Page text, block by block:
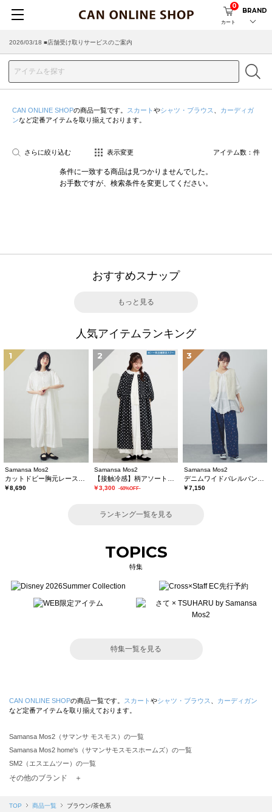
カート
0
BRAND
2026/03/18 ■店舗受け取りサービスのご案内
CAN ONLINE SHOPの商品一覧です。 スカート やシャツ・ブラウス
カーディガ
ンなど定番アイテムを取り揃えております。
さらに絞り込む 表示変更 アイテム数： 件
条件に一致する商品は見つかりませんでした。
お手数ですが、検索条件を変更してください。
おすすめスナップ
もっと見る
人気アイテムランキング
1
Samansa Mos2
￥8,690
2
Samansa Mos2
￥3,300 -60%OFF-
3
Samansa Mos2
￥7,150
ランキング一覧を見る
TOPICS
特集
特集一覧を見る
CAN ONLINE SHOPの商品一覧です。 スカート やシャツ・ブラウス
カーディガン
など定番アイテムを取り揃えております。
Samansa Mos2（サマンサ モスモス）の一覧
Samansa Mos2 home's（サマンサモスモスホームズ）の一覧
SM2（エスエムツー）の一覧
TSUHARU by Samansa Mos2（ツハルバイサマンサモスモス）の一覧
Samansa Mos2 blue（サマンサモスモス ブルー）の一覧
その他のブランド ＋
TOP 商品一覧 ブラウン/茶色系